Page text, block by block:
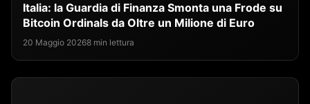
Italia: la Guardia di Finanza Smonta una Frode su
Bitcoin Ordinals da Oltre un Milione di Euro
20 Maggio 20268 min lettura